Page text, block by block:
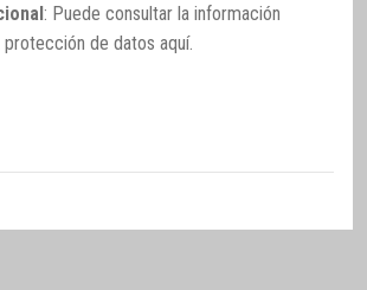
: Puede consultar la información
protección de datos aquí.